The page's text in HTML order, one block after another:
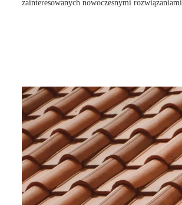
zainteresowanych nowoczesnymi